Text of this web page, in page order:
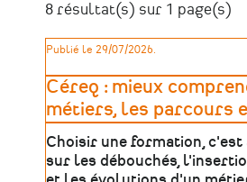
8 résultat(s) sur 1 page(s)
Publié le 29/07/2026.
Céreq : mieux
métiers, les parcours
Choisir une formation,
sur les débouchés,